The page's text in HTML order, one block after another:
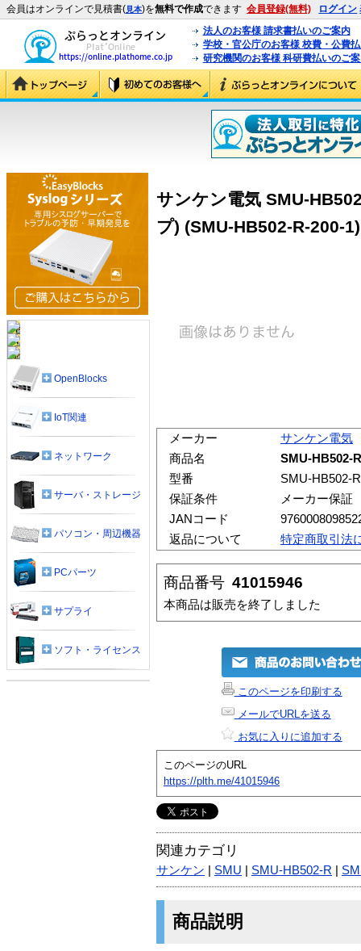
会員はオンラインで見積書(見本)を無料で作成できます 会員登録(無料) ログイン
法人のお客様 請求書払いのご案内
学校・官公庁のお客様 校費・公費
研究機関のお客様 科研費払いのご
サンケン電気 SMU-
プ) (SMU-HB502-R-200-1)
メーカー
サンケン電気
商品名
SMU-HB502-
型番
SMU-HB502-
保証条件
メーカー保証
JANコード
返品について
特定商取引法
商品番号 41015946
本商品は販売を終了しました
このページを印刷する
メールでURLを送る
お気に入りに追加する
このページのURL
https://plth.me/41015946
関連カテゴリ
サンケン SMU SMU-HB502-R
商品説明
OpenBlocks
IoT関連
ネットワーク
サーバ・ストレージ
パソコン・周辺機器
PCパーツ
サプライ
ソフト・ライセンス